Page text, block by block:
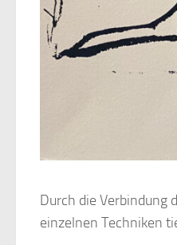
Durch die Verbindung
einzelnen Techniken